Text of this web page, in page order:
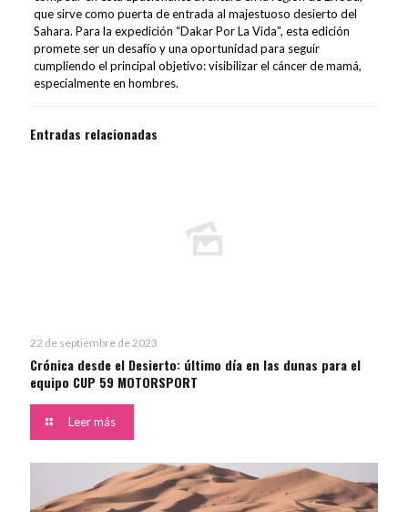
que sirve como puerta de entrada al majestuoso desierto del
Sahara. Para la expedición “Dakar Por La Vida”, esta edición
promete ser un desafío y una oportunidad para seguir
cumpliendo el principal objetivo: visibilizar el cáncer de mamá,
especialmente en hombres.
Entradas relacionadas
22 de septiembre de 2023
Crónica desde el Desierto: último día en las dunas para el
equipo CUP 59 MOTORSPORT
Leer más